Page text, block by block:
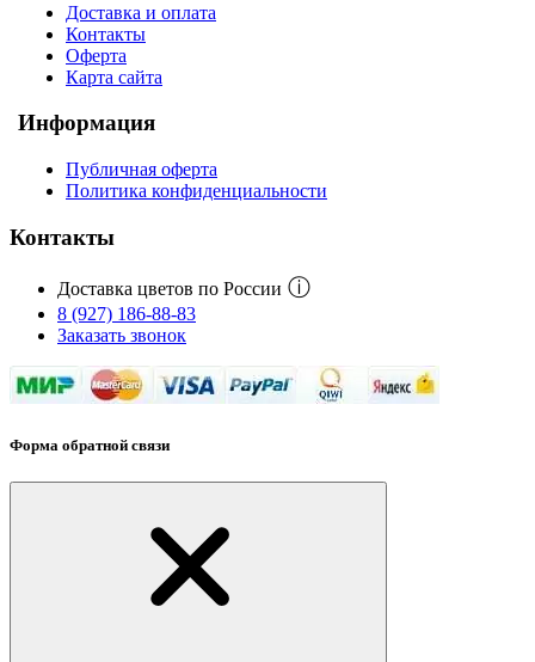
Доставка и оплата
Контакты
Оферта
Карта сайта
Информация
Публичная оферта
Политика конфиденциальности
Контакты
Доставка цветов по России ⓘ
8 (927) 186-88-83
Заказать звонок
Форма обратной связи